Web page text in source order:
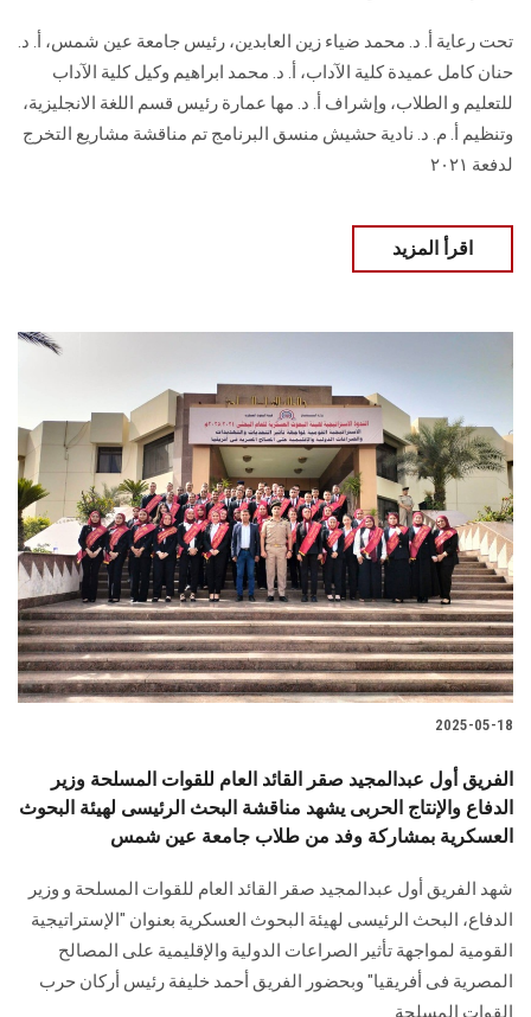
تحت رعاية أ. د. محمد ضياء زين العابدين، رئيس جامعة عين شمس، أ. د.
حنان كامل عميدة كلية الآداب، أ. د. محمد ابراهيم وكيل كلية الآداب
للتعليم و الطلاب، وإشراف أ. د. مها عمارة رئيس قسم اللغة الانجليزية،
وتنظيم أ. م. د. نادية حشيش منسق البرنامج تم مناقشة مشاريع التخرج
لدفعة ٢٠٢١
اقرأ المزيد
2025-05-18
الفريق أول عبدالمجيد صقر القائد العام للقوات المسلحة وزير
الدفاع والإنتاج الحربى يشهد مناقشة البحث الرئيسى لهيئة البحوث
العسكرية بمشاركة وفد من طلاب جامعة عين شمس
شهد الفريق أول عبدالمجيد صقر القائد العام للقوات المسلحة و وزير
الدفاع، البحث الرئيسى لهيئة البحوث العسكرية بعنوان "الإستراتيجية
القومية لمواجهة تأثير الصراعات الدولية والإقليمية على المصالح
المصرية فى أفريقيا" وبحضور الفريق أحمد خليفة رئيس أركان حرب
القوات المسلحة